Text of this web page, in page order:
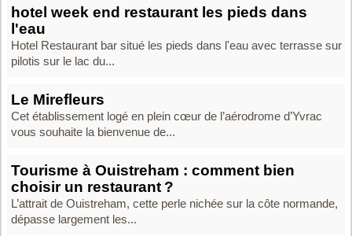
hotel week end restaurant les pieds dans
l'eau
Hotel Restaurant bar situé les pieds dans l'eau avec terrasse sur
pilotis sur le lac du...
Le Mirefleurs
Cet établissement logé en plein cœur de l’aérodrome d’Yvrac
vous souhaite la bienvenue de...
Tourisme à Ouistreham : comment bien
choisir un restaurant ?
L’attrait de Ouistreham, cette perle nichée sur la côte normande,
dépasse largement les...